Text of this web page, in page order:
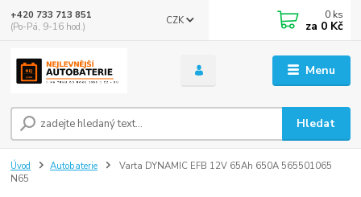
Menu
CZK
Hledat
+420 733 713 851
(Po-Pá, 9-16 hod.)
0 ks
za 0 Kč
Úvod Autobaterie
Varta DYNAMIC EFB 12V 65Ah 650A 565501065
N65